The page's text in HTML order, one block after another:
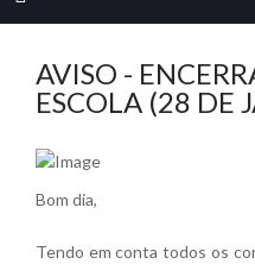
AVISO -
ESCOLA (28 DE
Bom dia,
Tendo em conta todos os